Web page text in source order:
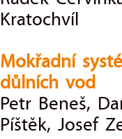
Kratochvíl
Mokřadní
důlních vod
Petr Beneš,
Píštěk, Josef